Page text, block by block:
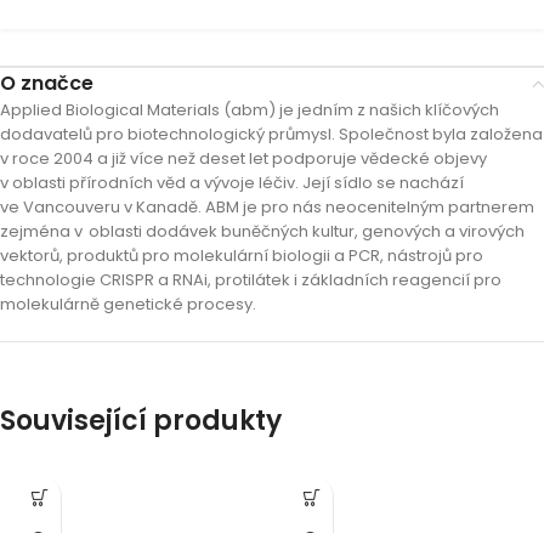
O značce
Applied Biological Materials (abm) je jedním z našich klíčových
dodavatelů pro biotechnologický průmysl. Společnost byla založena
v roce 2004 a již více než deset let podporuje vědecké objevy
v oblasti přírodních věd a vývoje léčiv. Její sídlo se nachází
ve Vancouveru v Kanadě. ABM je pro nás neocenitelným partnerem
zejména v oblasti dodávek buněčných kultur, genových a virových
vektorů, produktů pro molekulární biologii a PCR, nástrojů pro
technologie CRISPR a RNAi, protilátek i základních reagencií pro
molekulárně genetické procesy.
Související produkty